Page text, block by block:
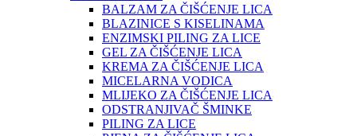
BALZAM ZA ČIŠĆENJE LICA
BLAZINICE S KISELINAMA
ENZIMSKI PILING ZA LICE
GEL ZA ČIŠĆENJE LICA
KREMA ZA ČIŠĆENJE LICA
MICELARNA VODICA
MLIJEKO ZA ČIŠĆENJE LICA
ODSTRANJIVAČ ŠMINKE
PILING ZA LICE